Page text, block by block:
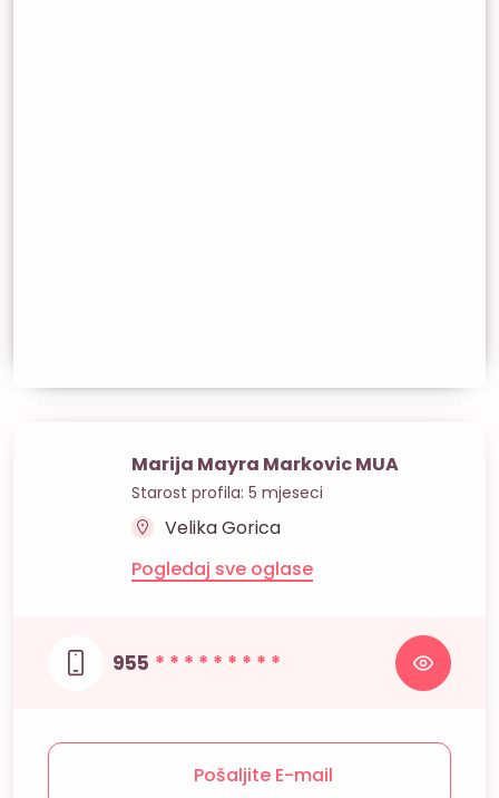
Marija Mayra Markovic MUA
Starost profila: 5 mjeseci
Velika Gorica
Pogledaj sve oglase
955 * * * * * * * * *
Pošaljite E-mail